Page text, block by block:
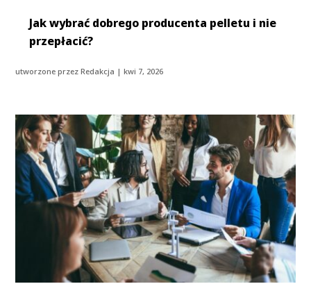
Jak wybrać dobrego producenta pelletu i nie
przepłacić?
utworzone przezRedakcja |kwi 7, 2026